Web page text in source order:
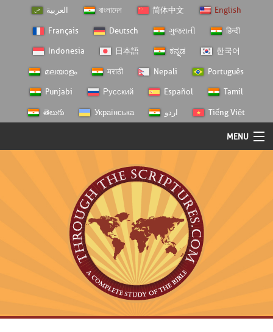
العربية বাংলাদেশ 简体中文 English
Français Deutsch ગુજરાતી हिन्दी
Indonesia 日本語 ಕನ್ನಡ 한국어
മലയാളം मराठी Nepali Português
Punjabi Русский Español Tamil
తెలుగు Українська اردو Tiếng Việt
MENU
Semester Studies